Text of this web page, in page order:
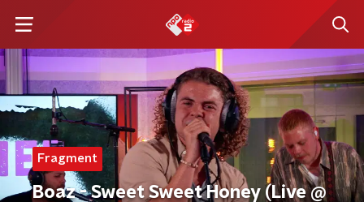
Fragment
Boaz - Sweet Sweet Honey (Live @